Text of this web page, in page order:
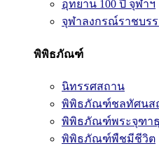
อุทยาน 100 ปี จุฬาฯ
จุฬาลงกรณ์ราชบร
พิพิธภัณฑ์
นิทรรศสถาน
พิพิธภัณฑ์ชลทัศนส
พิพิธภัณฑ์พระจุฑา
พิพิธภัณฑ์พืชมีชีวิต